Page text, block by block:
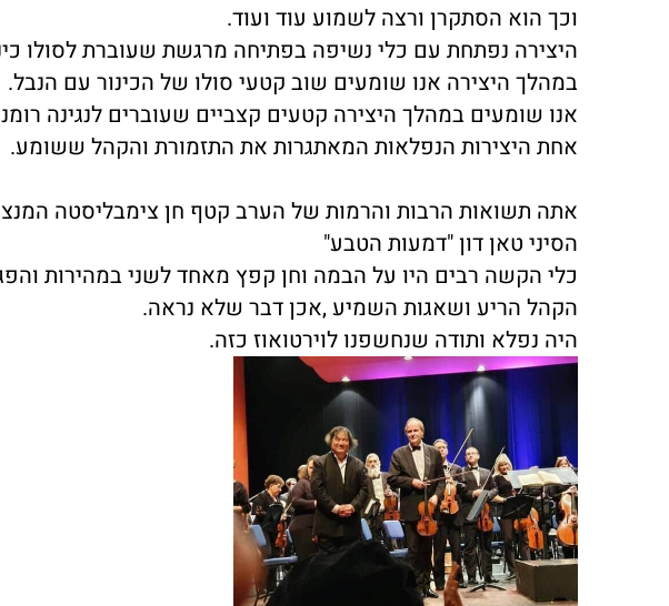
וכך הוא הסתקרן ורצה לשמוע עוד ועוד.
היצירה נפתחת עם כלי נשיפה בפתיחה מרגשת שעוברת לסולו
במהלך היצירה אנו שומעים שוב קטעי סולו של הכינור עם הנבל.
אנו שומעים במהלך היצירה קטעים קצביים שעוברים לנגינה
אחת היצירות הנפלאות המאתגרות את התזמורת והקהל ששומע.
אתה תשואות הרבות והרמות של הערב קטף חן צימבליסטה
הסיני טאן דון "דמעות הטבע"
כלי הקשה רבים היו על הבמה וחן קפץ מאחד לשני במהירות
הקהל הריע ושאגות השמיע ,אכן דבר שלא נראה.
היה נפלא ותודה שנחשפנו לוירטואוז כזה.